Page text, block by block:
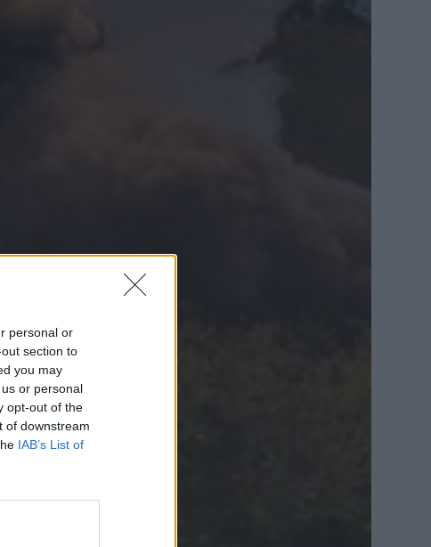
personal or
section to
you may
or personal
opt-out of the
of downstream
IAB’s List of